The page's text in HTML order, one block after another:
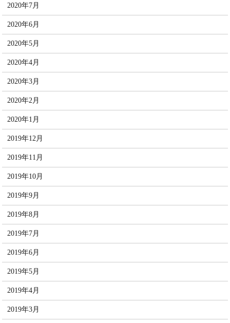
2020年7月
2020年6月
2020年5月
2020年4月
2020年3月
2020年2月
2020年1月
2019年12月
2019年11月
2019年10月
2019年9月
2019年8月
2019年7月
2019年6月
2019年5月
2019年4月
2019年3月